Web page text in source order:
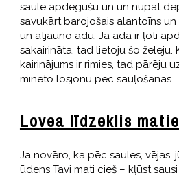
saulē apdegušu un un nupat
savukārt barojošais alantoīns un
un atjauno ādu. Ja āda ir ļoti
sakairināta, tad lietoju šo želeju.
kairinājums ir rimies, tad pārēju
minēto losjonu pēc sauļošanās.
Lovea līdzeklis
Ja novēro, ka pēc saules, vējas,
ūdens Tavi mati cieš – kļūst